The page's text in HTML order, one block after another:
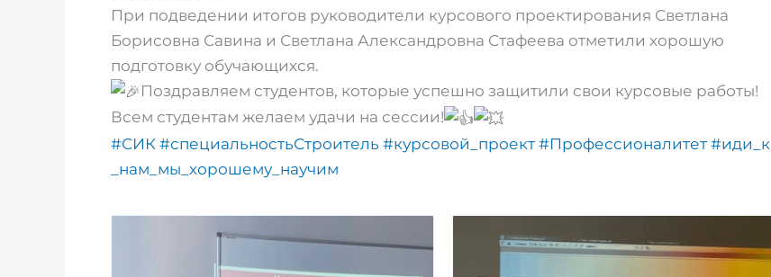
При подведении итогов руководители курсового проектирования Светлана
Борисовна Савина и Светлана Александровна Стафеева отметили хорошую
подготовку обучающихся.
Поздравляем студентов, которые успешно защитили свои курсовые работы!
Всем студентам желаем удачи на сессии!
#СИК #специальностьСтроитель #курсовой_проект #Профессионалитет #иди_к
_нам_мы_хорошему_научим